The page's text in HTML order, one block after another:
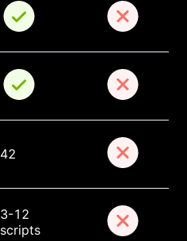
42
3-12
scripts